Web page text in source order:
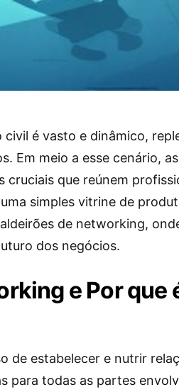
é vasto e dinâmico,
Em meio a esse cenário,
cruciais que reúnem
simples vitrine de
de networking,
dos negócios.
e Por que
de estabelecer e nutrir
para todas as partes